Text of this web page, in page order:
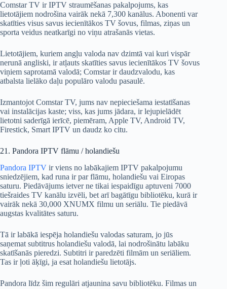
Comstar TV ir IPTV straumēšanas pakalpojums, kas
lietotājiem nodrošina vairāk nekā 7,300 kanālus. Abonenti var
skatīties visus savus iecienītākos TV šovus, filmas, ziņas un
sporta veidus neatkarīgi no viņu atrašanās vietas.
Lietotājiem, kuriem angļu valoda nav dzimtā vai kuri vispār
nerunā angliski, ir atļauts skatīties savus iecienītākos TV šovus
viņiem saprotamā valodā; Comstar ir daudzvalodu, kas
atbalsta lielāko daļu populāro valodu pasaulē.
Izmantojot Comstar TV, jums nav nepieciešama iestatīšanas
vai instalācijas kaste; viss, kas jums jādara, ir lejupielādēt
lietotni saderīgā ierīcē, piemēram, Apple TV, Android TV,
Firestick, Smart IPTV un daudz ko citu.
21. Pandora IPTV flāmu / holandiešu
Pandora IPTV ir viens no labākajiem IPTV pakalpojumu
sniedzējiem, kad runa ir par flāmu, holandiešu vai Eiropas
saturu. Piedāvājums ietver ne tikai iespaidīgu aptuveni 7000
tiešraides TV kanālu izvēli, bet arī bagātīgu bibliotēku, kurā ir
vairāk nekā 30,000 XNUMX filmu un seriālu. Tie piedāvā
augstas kvalitātes saturu.
Tā ir labākā iespēja holandiešu valodas saturam, jo ​​jūs
saņemat subtitrus holandiešu valodā, lai nodrošinātu labāku
skatīšanās pieredzi. Subtitri ir paredzēti filmām un seriāliem.
Tas ir ļoti āķīgi, ja esat holandiešu lietotājs.
Pandora līdz šim regulāri atjaunina savu bibliotēku. Filmas un